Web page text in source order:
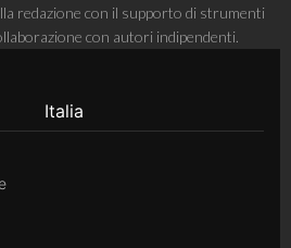
redazione con il supporto di strumenti
con autori indipendenti.
Italia